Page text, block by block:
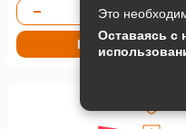
Купить
Это
Оставаясь с